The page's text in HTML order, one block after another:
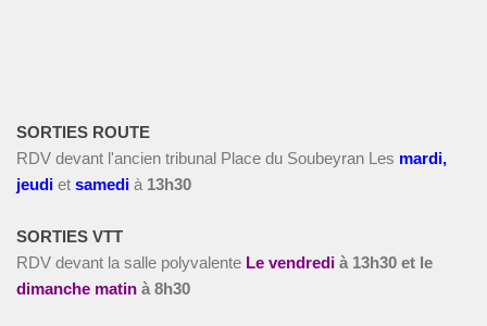
SORTIES ROUTE
RDV devant l'ancien tribunal Place du Soubeyran Les mardi,
jeudi et samedi à 13h30
SORTIES VTT
RDV devant la salle polyvalente Le vendredi à 13h30 et le
dimanche matin à 8h30